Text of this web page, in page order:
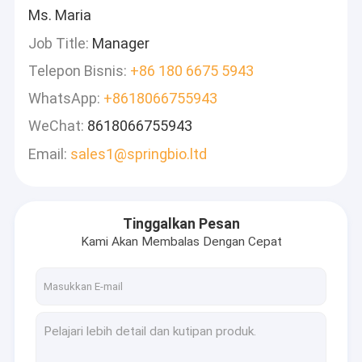
Ms. Maria
Job Title: Manager
Telepon Bisnis: +86 180 6675 5943
WhatsApp: +8618066755943
WeChat: 8618066755943
Email: sales1@springbio.ltd
Tinggalkan Pesan
Kami Akan Membalas Dengan Cepat